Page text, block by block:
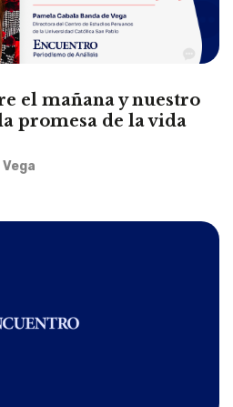
el mañana y nuestro
promesa de la vida